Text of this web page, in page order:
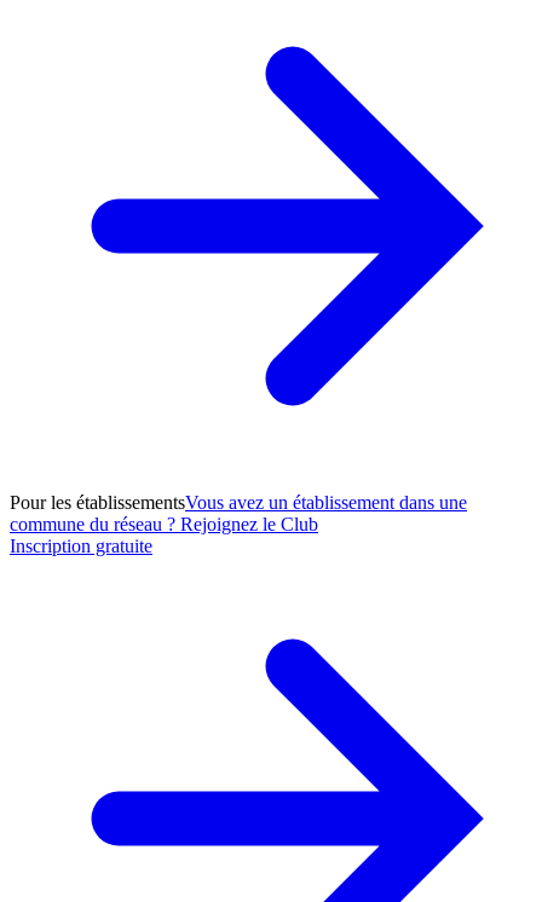
Pour les établissementsVous avez un établissement dans une
commune du réseau ? Rejoignez le Club
Inscription gratuite